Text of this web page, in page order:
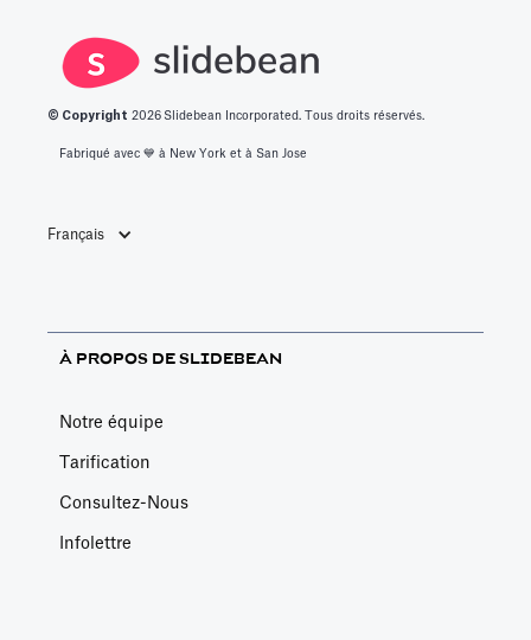
© Copyright 2026 Slidebean Incorporated. Tous droits réservés.
Fabriqué avec 💙️ à New York et à San Jose
Français
À PROPOS DE SLIDEBEAN
Notre équipe
Tarification
Consultez-Nous
Infolettre